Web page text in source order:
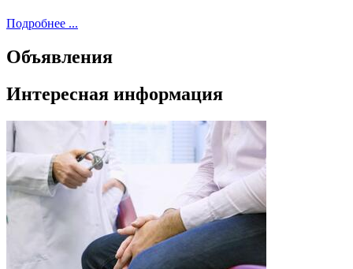
Подробнее ...
Объявления
Интересная информация